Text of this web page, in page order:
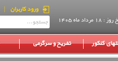
ورود کاربران |
مرداد ماه 1405
کنکور تفریح و سرگرمی